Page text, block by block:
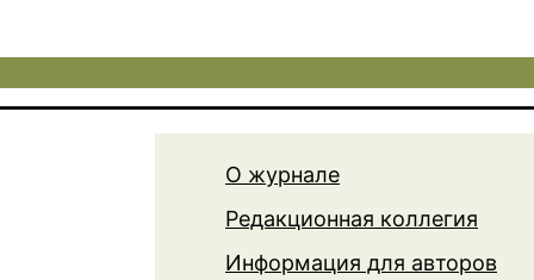
О журнале
Редакционная коллегия
Информация для авторов